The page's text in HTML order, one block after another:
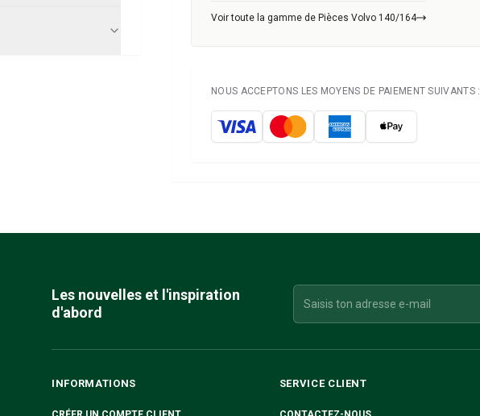
Voir toute la gamme de Pièces Volvo 140/164
NOUS ACCEPTONS LES MOYENS DE PAIEMENT SUIVANTS :
Les nouvelles et l'inspiration
d'abord
INFORMATIONS SERVICE CLIENT